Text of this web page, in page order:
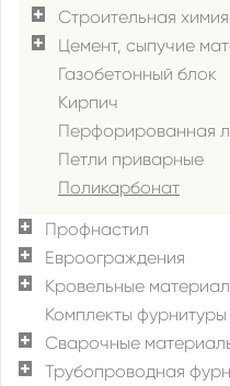
Строительная химия
Цемент, сыпучие
Газобетонный блок
Кирпич
Перфорированная
Петли приварные
Поликарбонат
Профнастил
Евроограждения
Кровельные
Комплекты
Сварочные
Трубопроводная